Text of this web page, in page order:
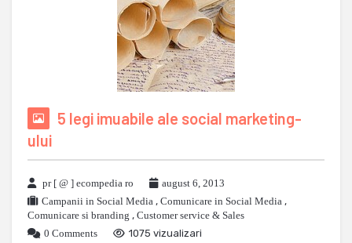
5 legi imuabile ale social marketing-
ului
pr [ @ ] ecompedia ro
august 6, 2013
Campanii in Social Media , Comunicare in Social Media ,
Comunicare si branding , Customer service & Sales
0 Comments
1075 vizualizari